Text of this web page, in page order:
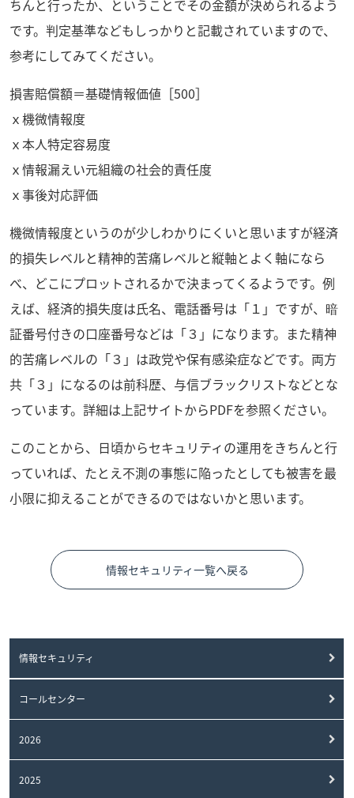
ちんと行ったか、ということでその金額が決められるよう
です。判定基準などもしっかりと記載されていますので、
参考にしてみてください。
損害賠償額＝基礎情報価値［500］
ｘ機微情報度
ｘ本人特定容易度
ｘ情報漏えい元組織の社会的責任度
ｘ事後対応評価
機微情報度というのが少しわかりにくいと思いますが経済
的損失レベルと精神的苦痛レベルと縦軸とよく軸になら
べ、どこにプロットされるかで決まってくるようです。例
えば、経済的損失度は氏名、電話番号は「１」ですが、暗
証番号付きの口座番号などは「３」になります。また精神
的苦痛レベルの「３」は政党や保有感染症などです。両方
共「３」になるのは前科歴、与信ブラックリストなどとな
っています。詳細は上記サイトからPDFを参照ください。
このことから、日頃からセキュリティの運用をきちんと行
っていれば、たとえ不測の事態に陥ったとしても被害を最
小限に抑えることができるのではないかと思います。
情報セキュリティ一覧へ戻る
情報セキュリティ
コールセンター
2026
2025